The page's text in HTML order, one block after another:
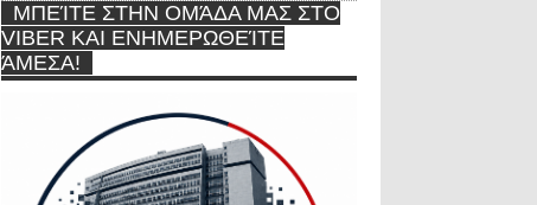
ΜΠΕΊΤΕ ΣΤΗΝ ΟΜΆΔΑ ΜΑΣ ΣΤΟ
VIBER ΚΑΙ ΕΝΗΜΕΡΩΘΕΊΤΕ
ΆΜΕΣΑ!